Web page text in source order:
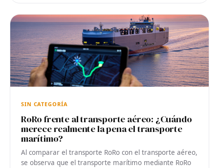
SIN CATEGORÍA
RoRo frente al transporte aéreo: ¿Cuándo
merece realmente la pena el transporte
marítimo?
Al comparar el transporte RoRo con el transporte aéreo,
se observa que el transporte marítimo mediante RoRo